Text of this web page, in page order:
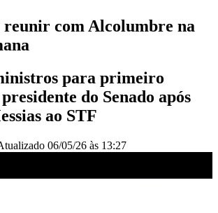
reunir com Alcolumbre na
para primeiro
do Senado após
ao STF
06/05/26 às 13:27